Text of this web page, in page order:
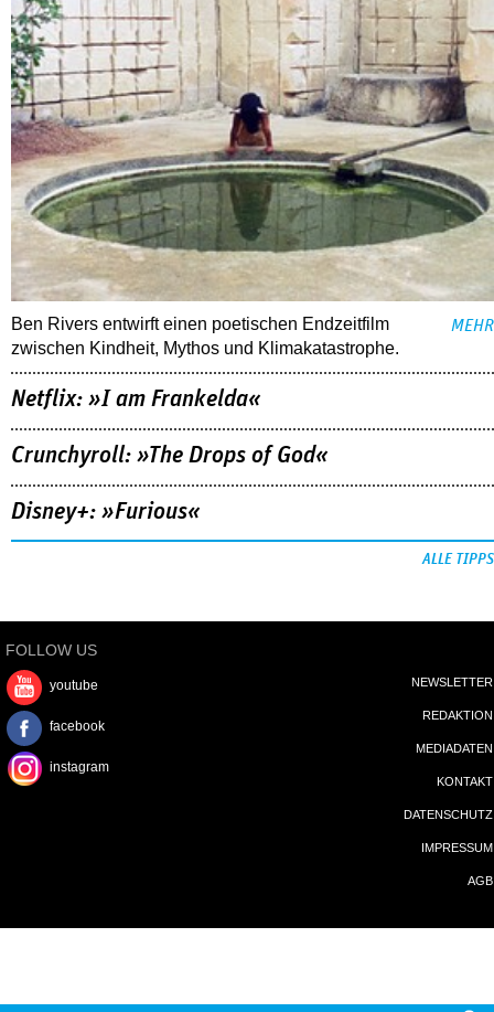
Ben Rivers entwirft einen poetischen Endzeitfilm
zwischen Kindheit, Mythos und Klimakatastrophe.
MEHR
Netflix: »I am Frankelda«
Crunchyroll: »The Drops of God«
Disney+: »Furious«
ALLE TIPPS
FOLLOW US
youtube
facebook
instagram
NEWSLETTER
REDAKTION
MEDIADATEN
KONTAKT
DATENSCHUTZ
IMPRESSUM
AGB